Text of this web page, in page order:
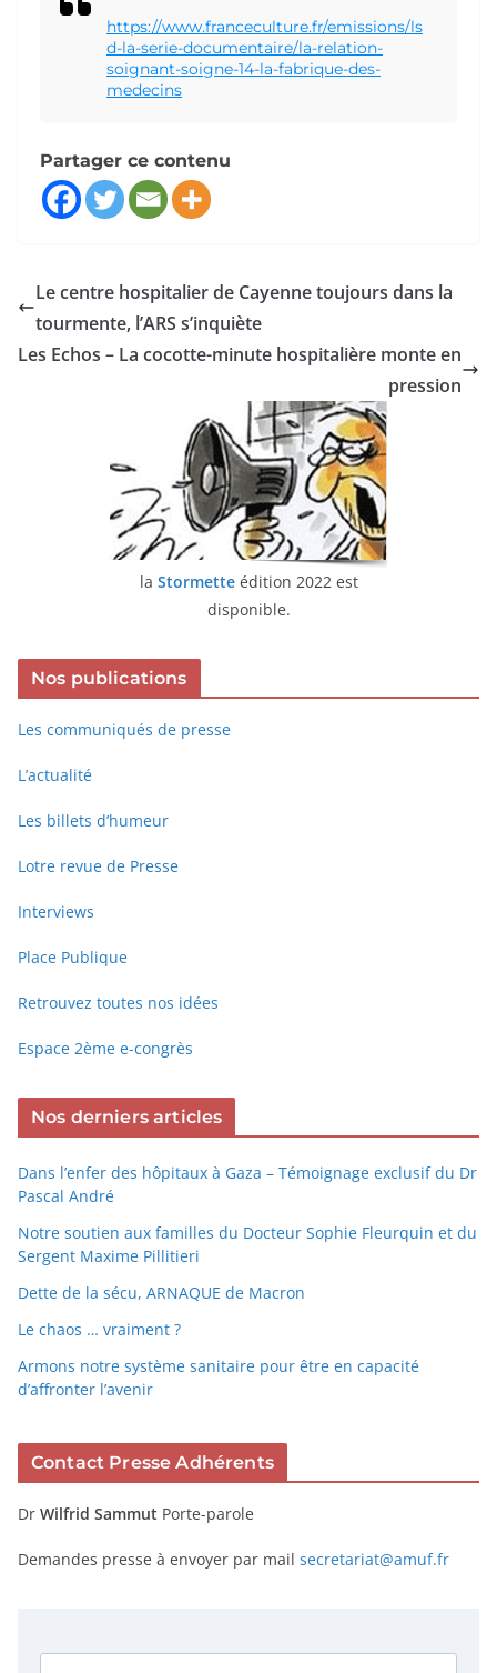
https://www.franceculture.fr/emissions/ls
d-la-serie-documentaire/la-relation-
soignant-soigne-14-la-fabrique-des-
medecins
Partager ce contenu
Le centre hospitalier de Cayenne toujours dans la
tourmente, l’ARS s’inquiète
Les Echos – La cocotte-minute hospitalière monte en
pression
la Stormetteédition 2022 est
disponible.
Nos publications
Les communiqués de presse
L’actualité
Les billets d’humeur
Lotre revue de Presse
Interviews
Place Publique
Retrouvez toutes nos idées
Espace 2ème e-congrès
Nos derniers articles
Dans l’enfer des hôpitaux à Gaza – Témoignage exclusif du Dr
Pascal André
Notre soutien aux familles du Docteur Sophie Fleurquin et du
Sergent Maxime Pillitieri
Dette de la sécu, ARNAQUE de Macron
Le chaos … vraiment ?
Armons notre système sanitaire pour être en capacité
d’affronter l’avenir
Contact Presse Adhérents
Dr Wilfrid Sammut Porte-parole
Demandes presse à envoyer par mail secretariat@amuf.fr